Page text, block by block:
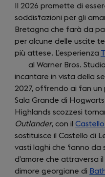
Il 2026 promette di
soddisfazioni per gli
Bretagna che farà da
per alcune delle uscite
più attese. L’esperienza
al Warner Bros.
incantare in vista della
2027, offrendo ai fan un
Sala Grande di
Highlands scozzesi
Outlander, con il
sostituisce il Castello di
vasti laghi che fanno da
d’amore che attraversa
dimore georgiane di